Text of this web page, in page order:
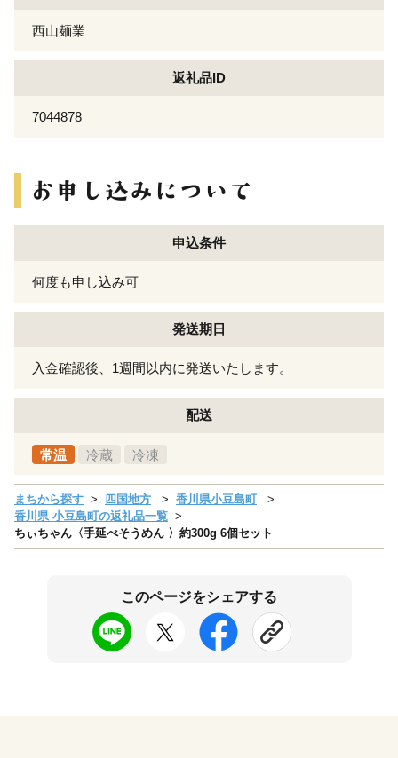
西山麺業
返礼品ID
7044878
申込条件
何度も申し込み可
発送期日
入金確認後、1週間以内に発送いたします。
配送
常温 冷蔵 冷凍
まちから探す 四国地方
香川県小豆島町
香川県 小豆島町の返礼品一覧
ちぃちゃん〈手延べそうめん 〉約300g 6個セット
このページをシェアする